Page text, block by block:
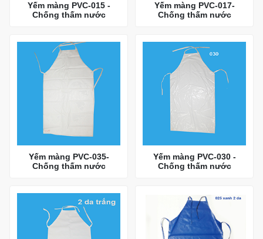
Yếm màng PVC-015 -
Chống thấm nước
Yếm màng PVC-017-
Chống thấm nước
Yếm màng PVC-035-
Chống thấm nước
Yếm màng PVC-030 -
Chống thấm nước